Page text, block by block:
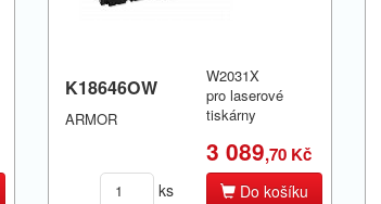
K18646OW
ARMOR
W2031X
pro laserové
tiskárny
3 089,70 Kč
ks Do košíku